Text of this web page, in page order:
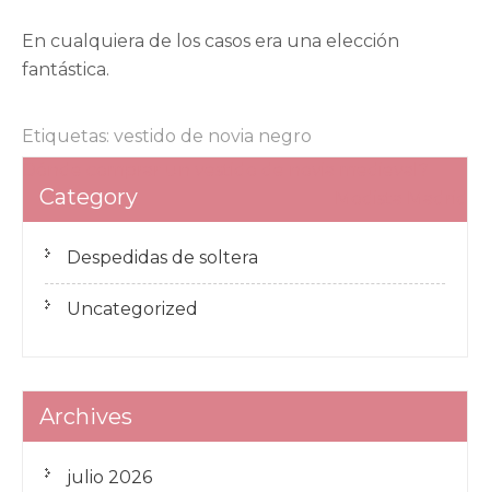
En cualquiera de los casos era una elección
fantástica.
Etiquetas: vestido de novia negro
de
Category
Despedidas de soltera
Uncategorized
Archives
julio 2026